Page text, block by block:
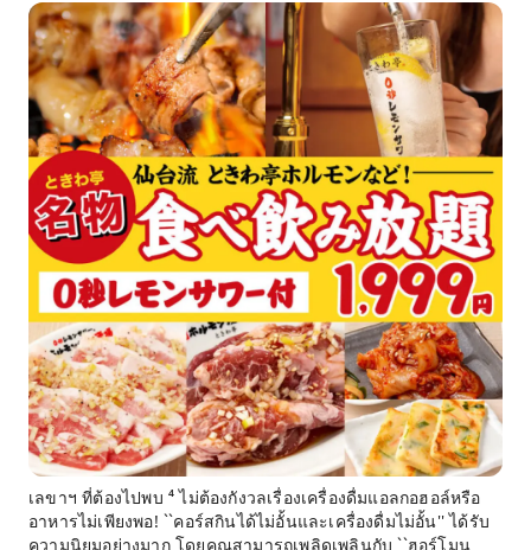
เลขาฯ ที่ต้องไปพบ ⁴ ไม่ต้องกังวลเรื่องเครื่องดื่มแอลกอฮอล์หรือ
อาหารไม่เพียงพอ! ``คอร์สกินได้ไม่อั้นและเครื่องดื่มไม่อั้น'' ได้รับ
ความนิยมอย่างมาก โดยคุณสามารถเพลิดเพลินกับ ``ฮอร์โมน